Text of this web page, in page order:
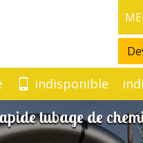
indisponible
tubage de